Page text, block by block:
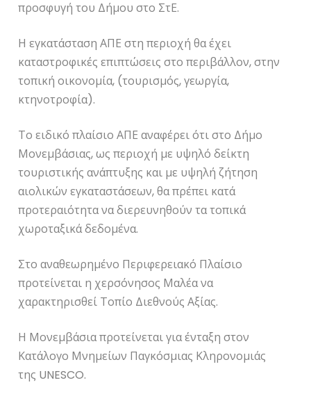
προσφυγή του Δήμου στο ΣτΕ.
Η εγκατάσταση ΑΠΕ στη περιοχή θα έχει
καταστροφικές επιπτώσεις στο περιβάλλον, στην
τοπική οικονομία, (τουρισμός, γεωργία,
κτηνοτροφία).
Το ειδικό πλαίσιο ΑΠΕ αναφέρει ότι στο Δήμο
Μονεμβάσιας, ως περιοχή με υψηλό δείκτη
τουριστικής ανάπτυξης και με υψηλή ζήτηση
αιολικών εγκαταστάσεων, θα πρέπει κατά
προτεραιότητα να διερευνηθούν τα τοπικά
χωροταξικά δεδομένα.
Στο αναθεωρημένο Περιφερειακό Πλαίσιο
προτείνεται η χερσόνησος Μαλέα να
χαρακτηρισθεί Τοπίο Διεθνούς Αξίας.
Η Μονεμβάσια προτείνεται για ένταξη στον
Κατάλογο Μνημείων Παγκόσμιας Κληρονομιάς
της UNESCO.